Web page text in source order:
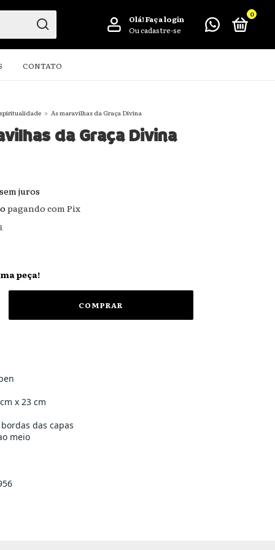
Olá!Faça login
Ou cadastre-se
0
CONTATO
> As maravilhas da Graça Divina
da Graça Divina
sem juros
pagando com Pix
peça!
x 23 cm
das capas
meio